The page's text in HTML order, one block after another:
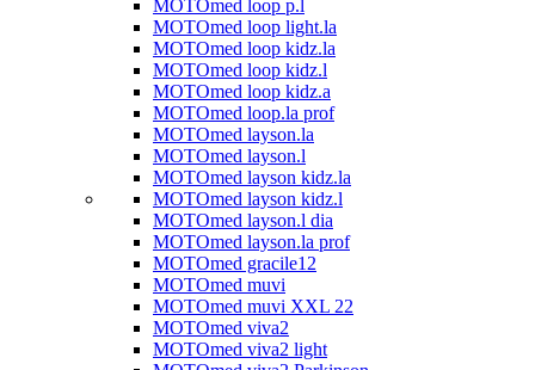
MOTOmed loop p.l
MOTOmed loop light.la
MOTOmed loop kidz.la
MOTOmed loop kidz.l
MOTOmed loop kidz.a
MOTOmed loop.la prof
MOTOmed layson.la
MOTOmed layson.l
MOTOmed layson kidz.la
MOTOmed layson kidz.l
MOTOmed layson.l dia
MOTOmed layson.la prof
MOTOmed gracile12
MOTOmed muvi
MOTOmed muvi XXL 22
MOTOmed viva2
MOTOmed viva2 light